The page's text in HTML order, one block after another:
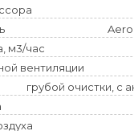
м3/час
вентиляции
грубой очистки, с